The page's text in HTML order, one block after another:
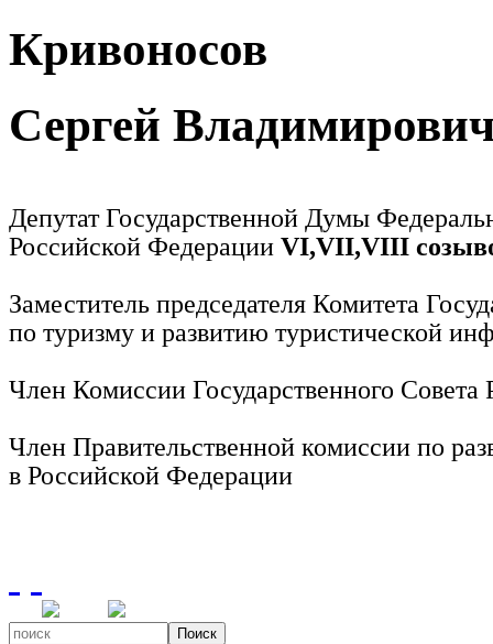
Кривоносов
Сергей
Депутат Государственной Думы
Российской Федерации VI,VII,VIII
Заместитель председателя Комитета
по туризму и развитию туристической
Член Комиссии Государственного
Член Правительственной комиссии по
в Российской Федерации
Поиск